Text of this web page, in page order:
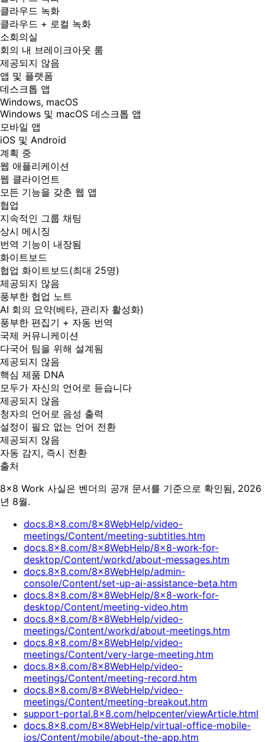
클라우드 녹화
클라우드 + 로컬 녹화
소회의실
회의 내 브레이크아웃 룸
제공되지 않음
앱 및 플랫폼
데스크톱 앱
Windows, macOS
Windows 및 macOS 데스크톱 앱
모바일 앱
iOS 및 Android
계획 중
웹 애플리케이션
웹 클라이언트
모든 기능을 갖춘 웹 앱
협업
지속적인 그룹 채팅
상시 메시징
번역 기능이 내장됨
화이트보드
협업 화이트보드(최대 25명)
제공되지 않음
풍부한 협업 노트
AI 회의 요약(베타, 관리자 활성화)
풍부한 편집기 + 자동 번역
국제 커뮤니케이션
다국어 팀을 위해 설계됨
제공되지 않음
핵심 제품 DNA
모두가 자신의 언어로 듣습니다
제공되지 않음
청자의 언어로 음성 출력
설정이 필요 없는 언어 전환
제공되지 않음
자동 감지, 즉시 전환
출처
8x8 Work 사실은 벤더의 공개 문서를 기준으로 확인됨, 2026
년 8월.
docs.8x8.com/8x8WebHelp/video-
meetings/Content/meeting-subtitles.htm
docs.8x8.com/8x8WebHelp/8x8-work-for-
desktop/Content/workd/about-messages.htm
docs.8x8.com/8x8WebHelp/admin-
console/Content/set-up-ai-assistance-beta.htm
docs.8x8.com/8x8WebHelp/8x8-work-for-
desktop/Content/meeting-video.htm
docs.8x8.com/8x8WebHelp/video-
meetings/Content/workd/about-meetings.htm
docs.8x8.com/8x8WebHelp/video-
meetings/Content/very-large-meeting.htm
docs.8x8.com/8x8WebHelp/video-
meetings/Content/meeting-record.htm
docs.8x8.com/8x8WebHelp/video-
meetings/Content/meeting-breakout.htm
support-portal.8x8.com/helpcenter/viewArticle.html
docs.8x8.com/8x8WebHelp/virtual-office-mobile-
ios/Content/mobile/about-the-app.htm